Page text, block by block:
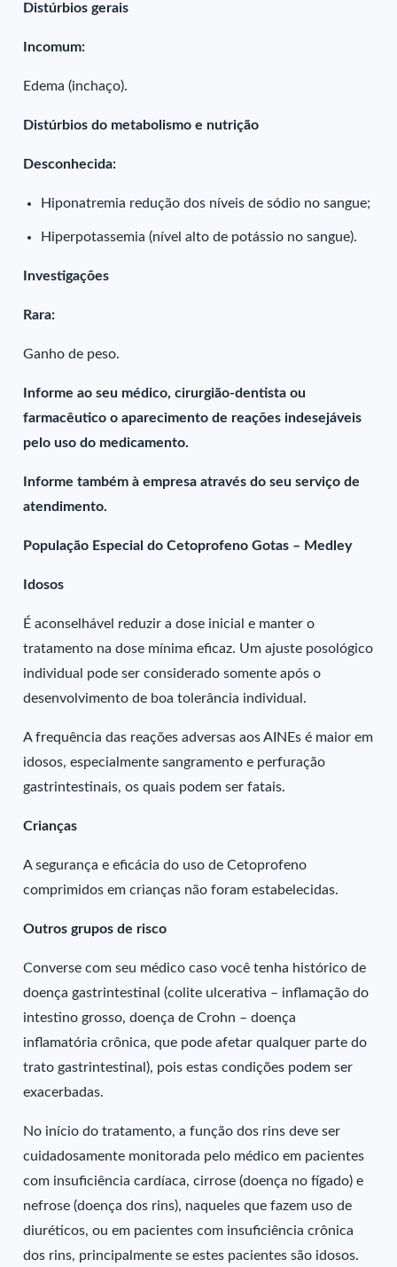
Distúrbios gerais
Incomum:
Edema (inchaço).
Distúrbios do metabolismo e nutrição
Desconhecida:
Hiponatremia redução dos níveis de sódio no sangue;
Hiperpotassemia (nível alto de potássio no sangue).
Investigações
Rara:
Ganho de peso.
Informe ao seu médico, cirurgião-dentista ou
farmacêutico o aparecimento de reações indesejáveis
pelo uso do medicamento.
Informe também à empresa através do seu serviço de
atendimento.
População Especial do Cetoprofeno Gotas – Medley
Idosos
É aconselhável reduzir a dose inicial e manter o
tratamento na dose mínima eficaz. Um ajuste posológico
individual pode ser considerado somente após o
desenvolvimento de boa tolerância individual.
A frequência das reações adversas aos AINEs é maior em
idosos, especialmente sangramento e perfuração
gastrintestinais, os quais podem ser fatais.
Crianças
A segurança e eficácia do uso de Cetoprofeno
comprimidos em crianças não foram estabelecidas.
Outros grupos de risco
Converse com seu médico caso você tenha histórico de
doença gastrintestinal (colite ulcerativa – inflamação do
intestino grosso, doença de Crohn – doença
inflamatória crônica, que pode afetar qualquer parte do
trato gastrintestinal), pois estas condições podem ser
exacerbadas.
No início do tratamento, a função dos rins deve ser
cuidadosamente monitorada pelo médico em pacientes
com insuficiência cardíaca, cirrose (doença no fígado) e
nefrose (doença dos rins), naqueles que fazem uso de
diuréticos, ou em pacientes com insuficiência crônica
dos rins, principalmente se estes pacientes são idosos.